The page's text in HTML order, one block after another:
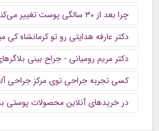
چرا بعد از ۳۰ سالگی پوست تغییر می‌کند؟
دکتر عارفه هدایتی رو تو کرمانشاه کی
دکتر مریم رومیانی - جراح بینی
کسی تجربه جراحی توی مرکز جراحی
در خریدهای آنلاین محصولات پوستی